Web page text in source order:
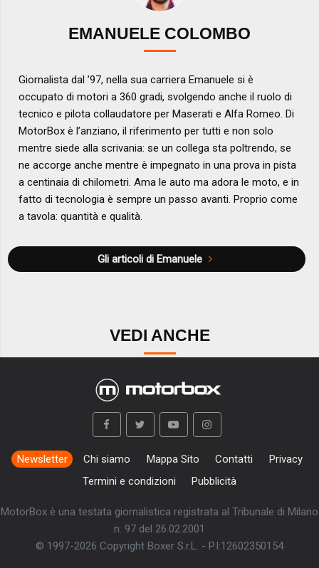
EMANUELE COLOMBO
Giornalista dal ’97, nella sua carriera Emanuele si è
occupato di motori a 360 gradi, svolgendo anche il ruolo di
tecnico e pilota collaudatore per Maserati e Alfa Romeo. Di
MotorBox è l’anziano, il riferimento per tutti e non solo
mentre siede alla scrivania: se un collega sta poltrendo, se
ne accorge anche mentre è impegnato in una prova in pista
a centinaia di chilometri. Ama le auto ma adora le moto, e in
fatto di tecnologia è sempre un passo avanti. Proprio come
a tavola: quantità e qualità.
Gli articoli di Emanuele
VEDI ANCHE
Newsletter Chi siamo Mappa Sito Contatti
Privacy
Termini e condizioni
Pubblicità
MotorBox è una testata giornalistica registrata al Tribunale di Milano
n. 97 del 26.02.2001
© 1997-2026 Copyright Boxer S.r.L. - P.I:12602350154